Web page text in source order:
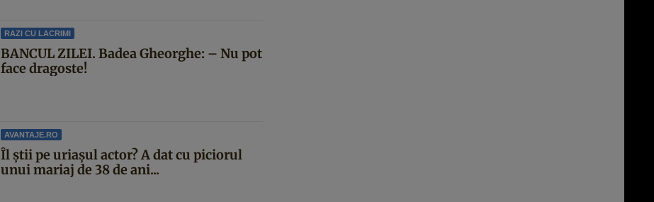
RAZI CU LACRIMI
BANCUL ZILEI. Badea Gheorghe: – Nu pot
face dragoste!
AVANTAJE.RO
Îl știi pe uriașul actor? A dat cu piciorul
unui mariaj de 38 de ani...